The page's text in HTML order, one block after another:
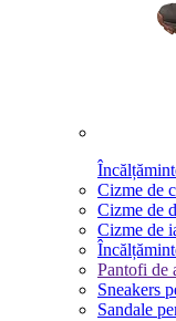
Cizme de
Cizme de
Cizme de
Pantofi de
Sneakers
Sandale